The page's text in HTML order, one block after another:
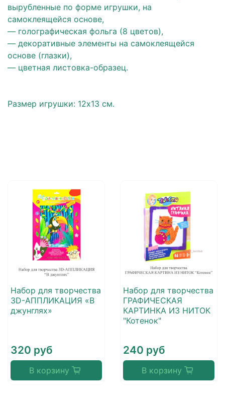
вырубленные по форме игрушки, на
самоклеящейся основе,
— голографическая фольга (8 цветов),
— декоративные элементы на самоклеящейся
основе (глазки),
— цветная листовка-образец.
Размер игрушки: 12х13 см.
Набор для творчества
3D-АППЛИКАЦИЯ «В
джунглях»
320 руб
В корзину
Набор для творчества
ГРАФИЧЕСКАЯ
КАРТИНКА ИЗ НИТОК
"Котенок"
240 руб
В корзину